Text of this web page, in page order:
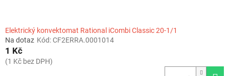
Elektrický konvektomat Rational iCombi Classic 20-1/1
Na dotaz Kód:CF2ERRA.0001014
1 Kč
(1 Kč bez DPH)